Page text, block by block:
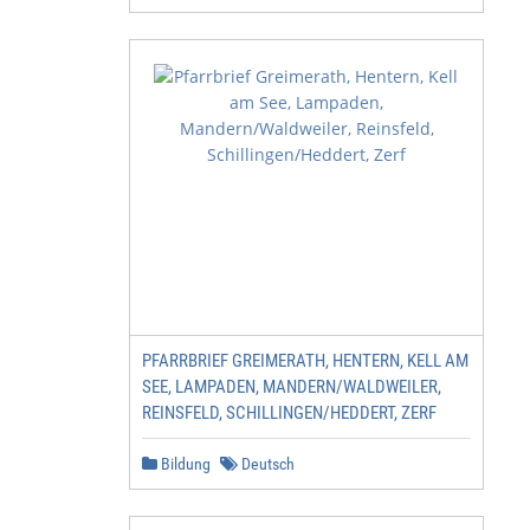
PFARRBRIEF GREIMERATH, HENTERN, KELL AM
SEE, LAMPADEN, MANDERN/WALDWEILER,
REINSFELD, SCHILLINGEN/HEDDERT, ZERF
Bildung Deutsch